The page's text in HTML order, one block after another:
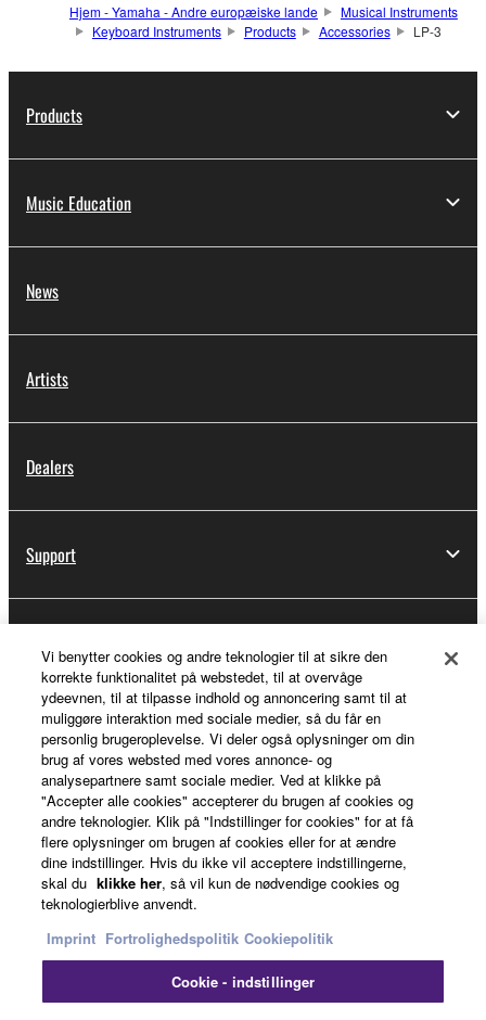
Hjem - Yamaha - Andre europæiske lande
Musical Instruments
Keyboard Instruments
Products Accessories LP-3
Products
Music Education
News
Artists
Dealers
Support
About Yamaha
Danmark - English
Business
Vi benytter cookies og andre teknologier til at sikre den
korrekte funktionalitet på webstedet, til at overvåge
ydeevnen, til at tilpasse indhold og annoncering samt til at
muliggøre interaktion med sociale medier, så du får en
personlig brugeroplevelse. Vi deler også oplysninger om din
brug af vores websted med vores annonce- og
analysepartnere samt sociale medier. Ved at klikke på
"Accepter alle cookies" accepterer du brugen af cookies og
andre teknologier. Klik på "Indstillinger for cookies" for at få
flere oplysninger om brugen af cookies eller for at ændre
dine indstillinger. Hvis du ikke vil acceptere indstillingerne,
skal du klikke her, så vil kun de nødvendige cookies og
teknologierblive anvendt.
Imprint Fortrolighedspolitik Cookiepolitik
Cookie - indstillinger